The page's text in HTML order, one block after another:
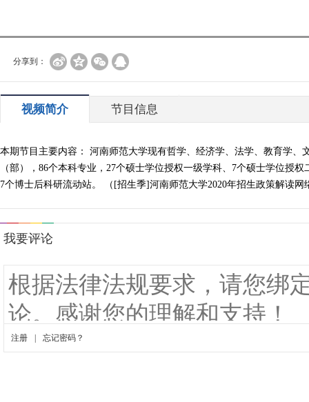
分享到：
视频简介 节目信息
本期节目主要内容： 河南师范大学现有哲学、经济学、法学、教育学
（部），86个本科专业，27个硕士学位授权一级学科、7个硕士学位授
7个博士后科研流动站。 （[招生季]河南师范大学2020年招生政策解读网